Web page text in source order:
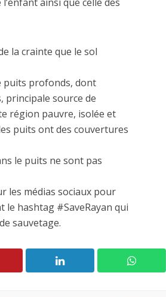
la crainte que le sol
puits profonds, dont
principale source de
région pauvre, isolée et
puits ont des couvertures
le puits ne sont pas
les médias sociaux pour
hashtag #SaveRayan qui
sauvetage.